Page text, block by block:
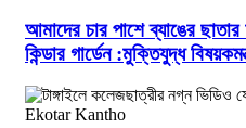
আমাদের চার পাশে ব্যাঙের
কিন্ডার গার্ডেন :মুক্তিযুদ্ধ